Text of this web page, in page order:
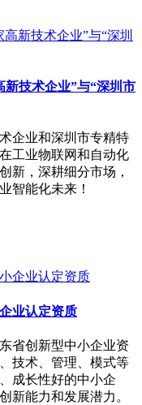
技术企业”与“深圳市
企业和深圳市专精特
工业物联网和自动化
新，深耕细分市场，
智能化未来！
业认定资质
省创新型中小企业资
技术、管理、模式等
成长性好的中小企
新能力和发展潜力。